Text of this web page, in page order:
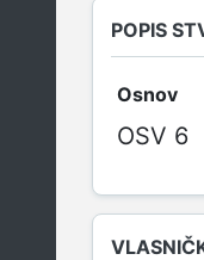
POPIS
Osnov
OSV 6